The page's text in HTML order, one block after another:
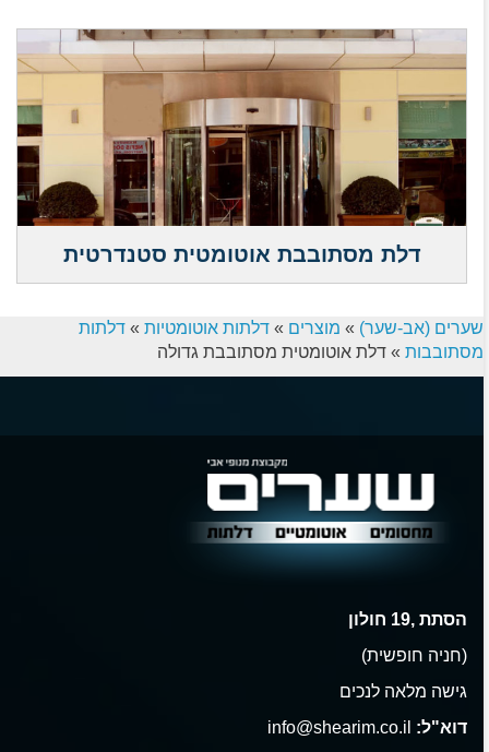
דלת מסתובבת אוטומטית סטנדרטית
שערים (אב-שער) » מוצרים » דלתות אוטומטיות » דלתות
מסתובבות » דלת אוטומטית מסתובבת גדולה
הסתת ,19 חולון
(חניה חופשית)
גישה מלאה לנכים
דוא"ל: